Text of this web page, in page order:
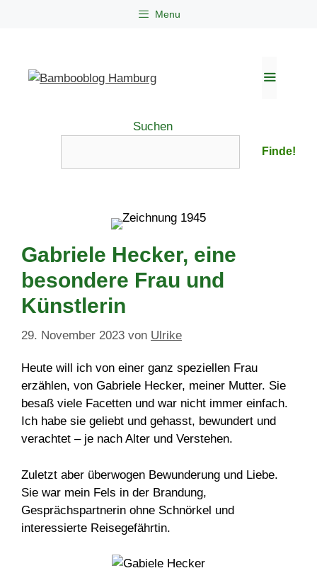
Menu
Suchen
Finde!
Gabriele Hecker, eine
besondere Frau und
Künstlerin
29. November 2023 von Ulrike
Heute will ich von einer ganz speziellen Frau
erzählen, von Gabriele Hecker, meiner Mutter. Sie
besaß viele Facetten und war nicht immer einfach.
Ich habe sie geliebt und gehasst, bewundert und
verachtet – je nach Alter und Verstehen.
Zuletzt aber überwogen Bewunderung und Liebe.
Sie war mein Fels in der Brandung,
Gesprächspartnerin ohne Schnörkel und
interessierte Reisegefährtin.